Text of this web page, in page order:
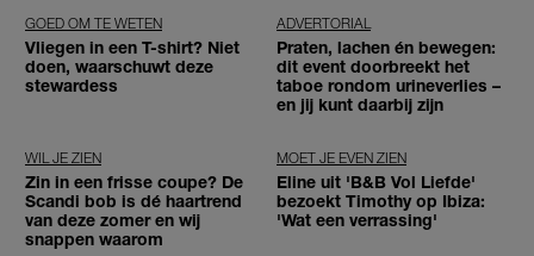
GOED OM TE WETEN
Vliegen in een T-shirt? Niet
doen, waarschuwt deze
stewardess
ADVERTORIAL
Praten, lachen én bewegen:
dit event doorbreekt het
taboe rondom urineverlies –
en jij kunt daarbij zijn
WIL JE ZIEN
Zin in een frisse coupe? De
Scandi bob is dé haartrend
van deze zomer en wij
snappen waarom
MOET JE EVEN ZIEN
Eline uit 'B&B Vol Liefde'
bezoekt Timothy op Ibiza:
'Wat een verrassing'